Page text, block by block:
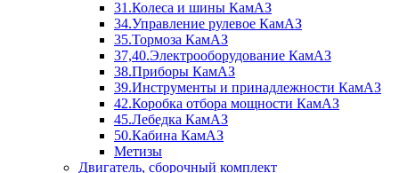
31.Колеса и шины КамАЗ
34.Управление рулевое КамАЗ
35.Тормоза КамАЗ
37,40.Электрооборудование КамАЗ
38.Приборы КамАЗ
39.Инструменты и принадлежности КамАЗ
42.Коробка отбора мощности КамАЗ
45.Лебедка КамАЗ
50.Кабина КамАЗ
Метизы
Двигатель, сборочный комплект